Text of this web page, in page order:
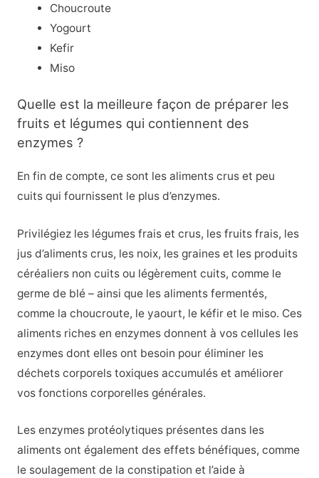
Choucroute
Yogourt
Kefir
Miso
Quelle est la meilleure façon de préparer les
fruits et légumes qui contiennent des
enzymes ?
En fin de compte, ce sont les aliments crus et peu
cuits qui fournissent le plus d’enzymes.
Privilégiez les légumes frais et crus, les fruits frais, les
jus d’aliments crus, les noix, les graines et les produits
céréaliers non cuits ou légèrement cuits, comme le
germe de blé – ainsi que les aliments fermentés,
comme la choucroute, le yaourt, le kéfir et le miso. Ces
aliments riches en enzymes donnent à vos cellules les
enzymes dont elles ont besoin pour éliminer les
déchets corporels toxiques accumulés et améliorer
vos fonctions corporelles générales.
Les enzymes protéolytiques présentes dans les
aliments ont également des effets bénéfiques, comme
le soulagement de la constipation et l’aide à